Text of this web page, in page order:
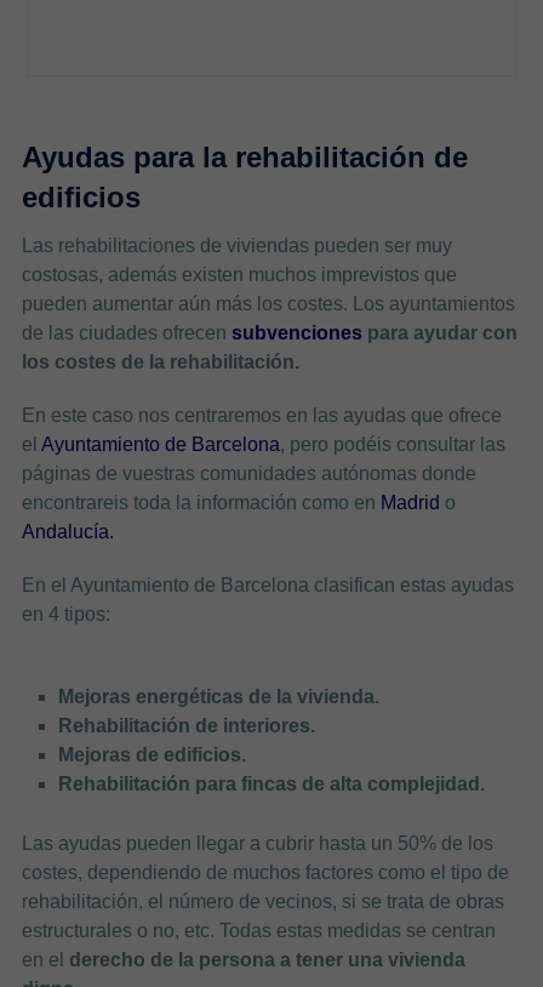
Ayudas para la rehabilitación de
edificios
Las rehabilitaciones de viviendas pueden ser muy
costosas, además existen muchos imprevistos que
pueden aumentar aún más los costes. Los ayuntamientos
de las ciudades ofrecen subvenciones para ayudar con
los costes de la rehabilitación.
En este caso nos centraremos en las ayudas que ofrece
el Ayuntamiento de Barcelona, pero podéis consultar las
páginas de vuestras comunidades autónomas donde
encontrareis toda la información como en Madrid o
Andalucía.
En el Ayuntamiento de Barcelona clasifican estas ayudas
en 4 tipos:
Mejoras energéticas de la vivienda.
Rehabilitación de interiores.
Mejoras de edificios.
Rehabilitación para fincas de alta complejidad.
Las ayudas pueden llegar a cubrir hasta un 50% de los
costes, dependiendo de muchos factores como el tipo de
rehabilitación, el número de vecinos, si se trata de obras
estructurales o no, etc. Todas estas medidas se centran
en el derecho de la persona a tener una vivienda